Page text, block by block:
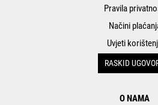
Pravila
Načini
Uvjeti
RASKID
O NAMA